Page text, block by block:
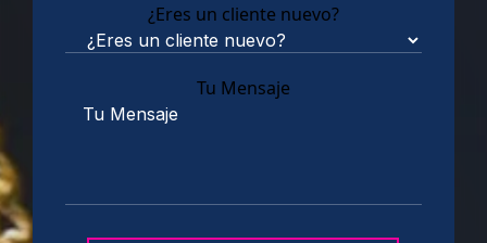
¿Eres un cliente nuevo?
Tu Mensaje